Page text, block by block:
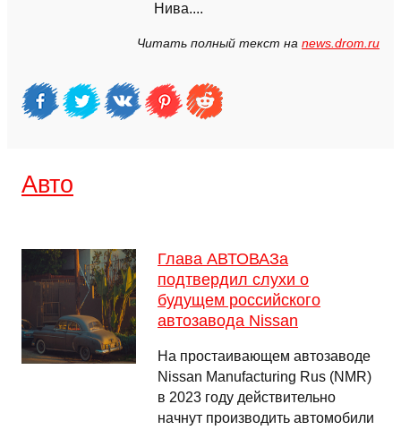
Нива....
Читать полный текст на news.drom.ru
Авто
Глава АВТОВАЗа
подтвердил слухи о
будущем российского
автозавода Nissan
На простаивающем автозаводе
Nissan Manufacturing Rus (NMR)
в 2023 году действительно
начнут производить автомобили